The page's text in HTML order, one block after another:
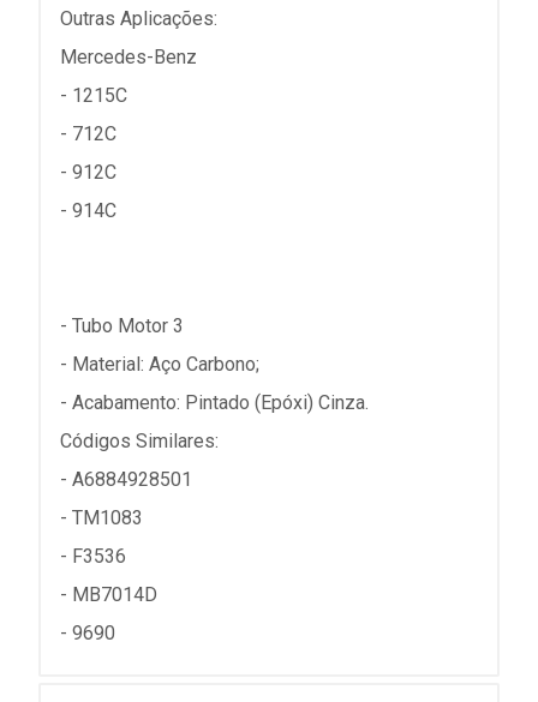
Outras Aplicações:
Mercedes-Benz
- 1215C
- 712C
- 912C
- 914C
- Tubo Motor 3
- Material: Aço Carbono;
- Acabamento: Pintado (Epóxi) Cinza.
Códigos Similares:
- A6884928501
- TM1083
- F3536
- MB7014D
- 9690